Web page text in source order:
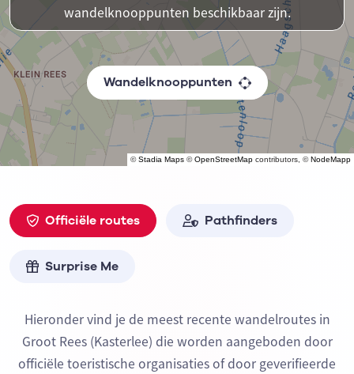
©Stadia Maps ©OpenStreetMap contributors, ©NodeMapp
wandelknooppunten beschikbaar zijn.
Wandelknooppunten
Officiële routes Pathfinders
Surprise Me
Hieronder vind je de meest recente wandelroutes in
Groot Rees (Kasterlee) die worden aangeboden door
officiële toeristische organisaties of door geverifieerde